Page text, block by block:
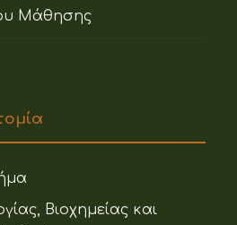
Μάθησης
Βιοχημείας και